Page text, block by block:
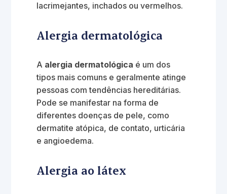
lacrimejantes, inchados ou vermelhos.
Alergia dermatológica
A alergia dermatológica é um dos
tipos mais comuns e geralmente atinge
pessoas com tendências hereditárias.
Pode se manifestar na forma de
diferentes doenças de pele, como
dermatite atópica, de contato, urticária
e angioedema.
Alergia ao látex